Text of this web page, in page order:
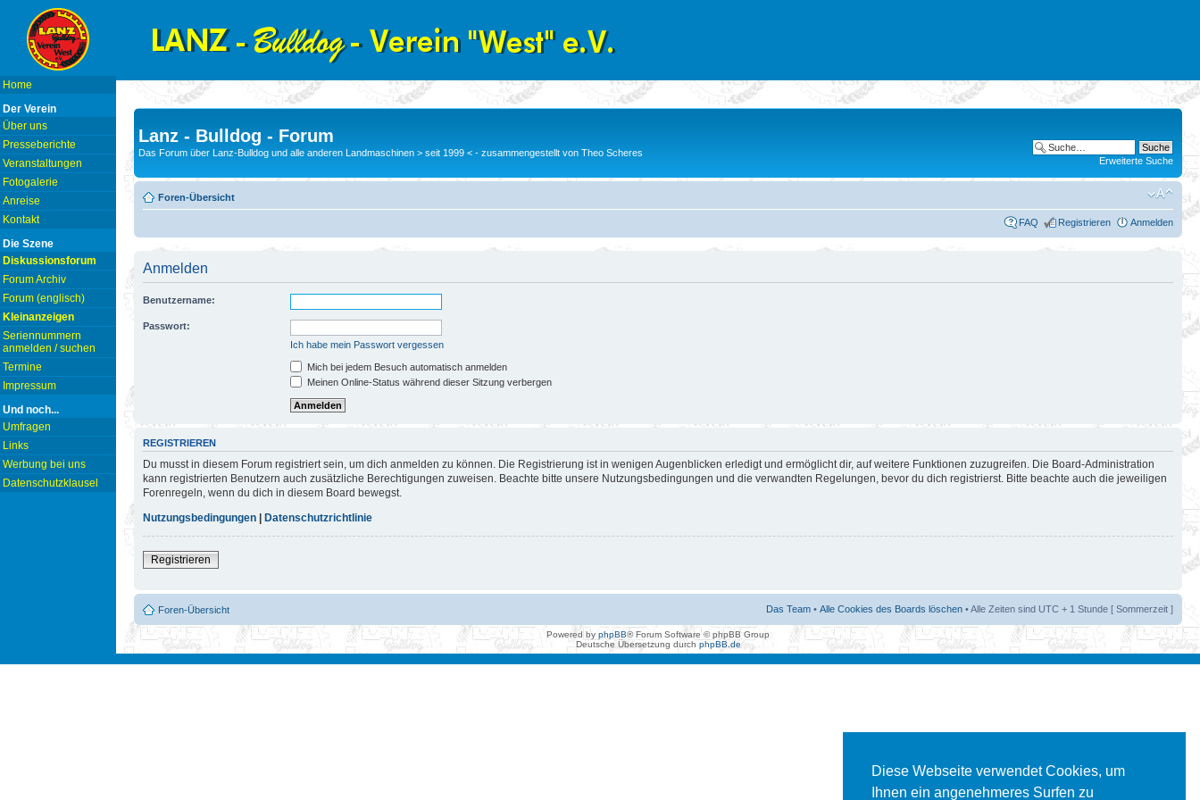
Diese Webseite verwendet Cookies, um
Ihnen ein angenehmeres Surfen zu
Home
Der Verein
Über uns
Presseberichte
Veranstaltungen
Fotogalerie
Anreise
Kontakt
Die Szene
Diskussionsforum
Forum Archiv
Forum (englisch)
Kleinanzeigen
Seriennummern
anmelden / suchen
Termine
Impressum
Und noch...
Umfragen
Links
Werbung bei uns
Datenschutzklausel
Lanz - Bulldog - Forum
Das Forum über Lanz-Bulldog und alle anderen Landmaschinen > seit 1999 < - zusammengestellt von Theo Scheres
Erweiterte Suche
Foren-Übersicht
FAQ Registrieren Anmelden
Anmelden
Benutzername:
Passwort:
Ich habe mein Passwort vergessen
Mich bei jedem Besuch automatisch anmelden
Meinen Online-Status während dieser Sitzung verbergen
REGISTRIEREN
Du musst in diesem Forum registriert sein, um dich anmelden zu können. Die Registrierung ist in wenigen Augenblicken erledigt und ermöglicht dir, auf weitere Funktionen zuzugreifen. Die Board-Administration
kann registrierten Benutzern auch zusätzliche Berechtigungen zuweisen. Beachte bitte unsere Nutzungsbedingungen und die verwandten Regelungen, bevor du dich registrierst. Bitte beachte auch die jeweiligen
Forenregeln, wenn du dich in diesem Board bewegst.
Nutzungsbedingungen | Datenschutzrichtlinie
Registrieren
Foren-Übersicht Das Team • Alle Cookies des Boards löschen • Alle Zeiten sind UTC + 1 Stunde [ Sommerzeit ]
Powered by phpBB® Forum Software © phpBB Group
Deutsche Übersetzung durch phpBB.de